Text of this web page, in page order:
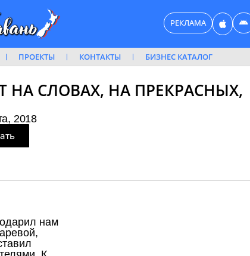
РЕКЛАМА
ПРОЕКТЫ КОНТАКТЫ БИЗНЕС КАТАЛОГ
НА СЛОВАХ, НА ПРЕКРАСНЫХ,
2018
нам